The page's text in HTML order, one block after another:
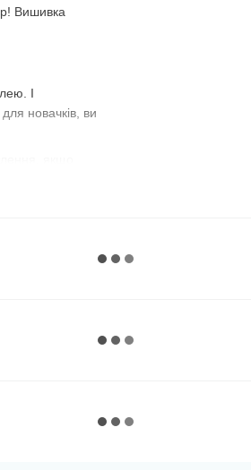
Вишивка
І
новачків, ви